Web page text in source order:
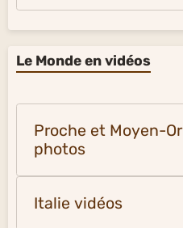
Le Monde en vidéos
Proche et Moyen-
photos
Italie vidéos